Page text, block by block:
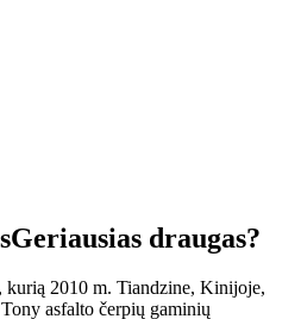
Geriausias draugas?
kurią 2010 m. Tiandzine, Kinijoje,
asfalto čerpių gaminių